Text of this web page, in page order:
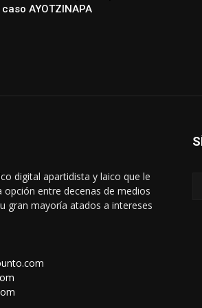
caso AYOTZINAPA
digital apartidista y laico que le
entre decenas de medios
gran mayoría atados a intereses